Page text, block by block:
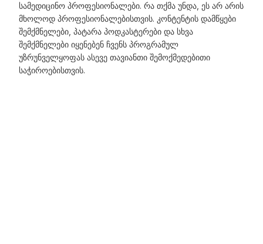
სამედიცინო პროფესიონალები. რა თქმა უნდა, ეს არ არის
მხოლოდ პროფესიონალებისთვის. კონტენტის დამწყები
შემქმნელები, პატარა პოდკასტერები და სხვა
შემქმნელები იყენებენ ჩვენს პროგრამულ
უზრუნველყოფას ასევე თავიანთი შემოქმედებითი
საჭიროებისთვის.